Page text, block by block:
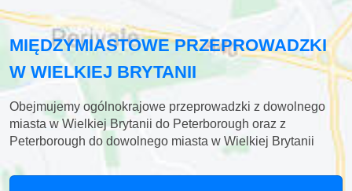
MIĘDZYMIASTOWE PRZEPROWADZKI
W WIELKIEJ BRYTANII
Obejmujemy ogólnokrajowe przeprowadzki z dowolnego
miasta w Wielkiej Brytanii do Peterborough oraz z
Peterborough do dowolnego miasta w Wielkiej Brytanii